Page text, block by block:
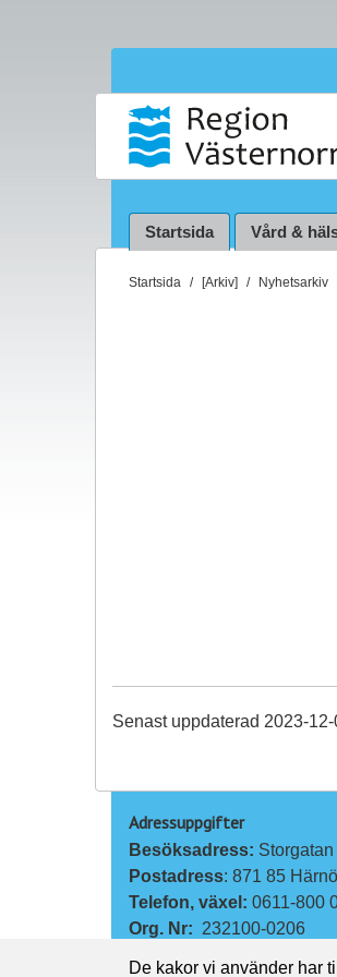
Startsida Vård &
D
Startsida [Arkiv] Nyhetsarkiv
Senast uppdaterad 2023-
Adressuppgifter
Besöksadress: Storgatan
Postadress: 871 85
Telefon, växel: 0611-800
Org. Nr: 232100-0206
Kontakta oss
De kakor vi använder har